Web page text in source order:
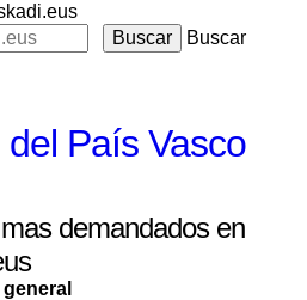
Buscar
País Vasco
demandados en